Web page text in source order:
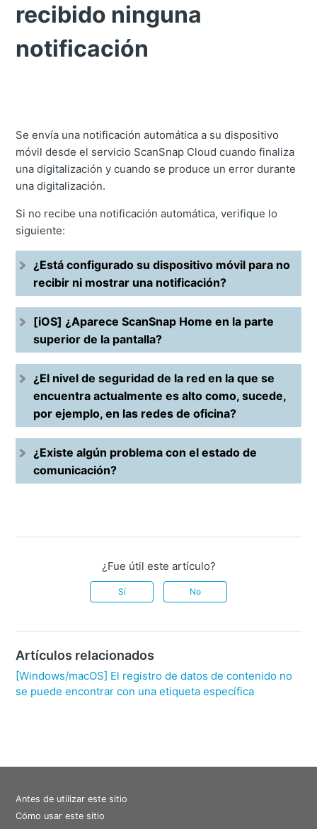
recibido ninguna
notificación
Se envía una notificación automática a su dispositivo
móvil desde el servicio ScanSnap Cloud cuando finaliza
una digitalización y cuando se produce un error durante
una digitalización.
Si no recibe una notificación automática, verifique lo
siguiente:
¿Está configurado su dispositivo móvil para no
recibir ni mostrar una notificación?
[iOS] ¿Aparece ScanSnap Home en la parte
superior de la pantalla?
¿El nivel de seguridad de la red en la que se
encuentra actualmente es alto como, sucede,
por ejemplo, en las redes de oficina?
¿Existe algún problema con el estado de
comunicación?
¿Fue útil este artículo?
Sí No
Artículos relacionados
[Windows/macOS] El registro de datos de contenido no
se puede encontrar con una etiqueta específica
Antes de utilizar este sitio
Cómo usar este sitio